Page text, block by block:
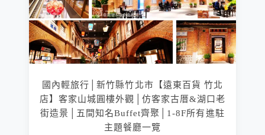
國內輕旅行│新竹縣竹北市【遠東百貨 竹北
店】客家山城圓樓外觀│仿客家古厝&湖口老
街造景│五間知名Buffet齊聚│1-8F所有進駐
主題餐廳一覽